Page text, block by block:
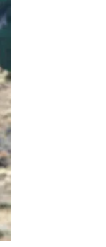
าน
อง
ชั้น
วงการ